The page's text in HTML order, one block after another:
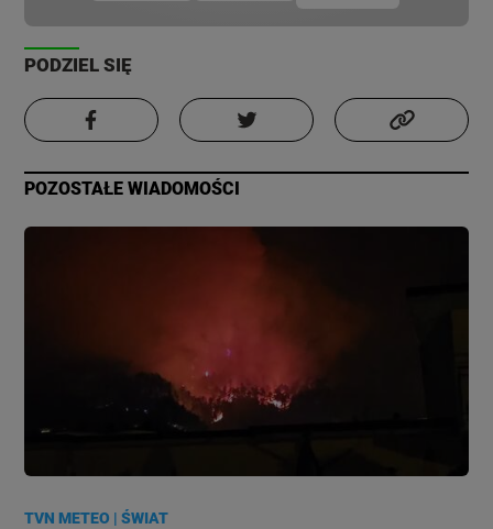
PODZIEL SIĘ
POZOSTAŁE WIADOMOŚCI
TVN METEO |ŚWIAT